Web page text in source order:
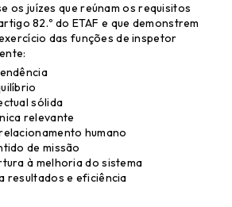
os juízes que reúnam os requisitos
82.º do ETAF e que demonstrem
das funções de inspetor
sólida
relevante
humano
de missão
à melhoria do sistema
resultados e eficiência